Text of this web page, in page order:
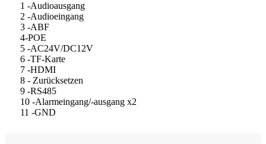
1 -Audioausgang
2 -Audioeingang
3 -ABF
4-POE
5 -AC24V/DC12V
6 -TF-Karte
7 -HDMI
8 - Zurücksetzen
9 -RS485
10 -Alarmeingang/-ausgang x2
11 -GND